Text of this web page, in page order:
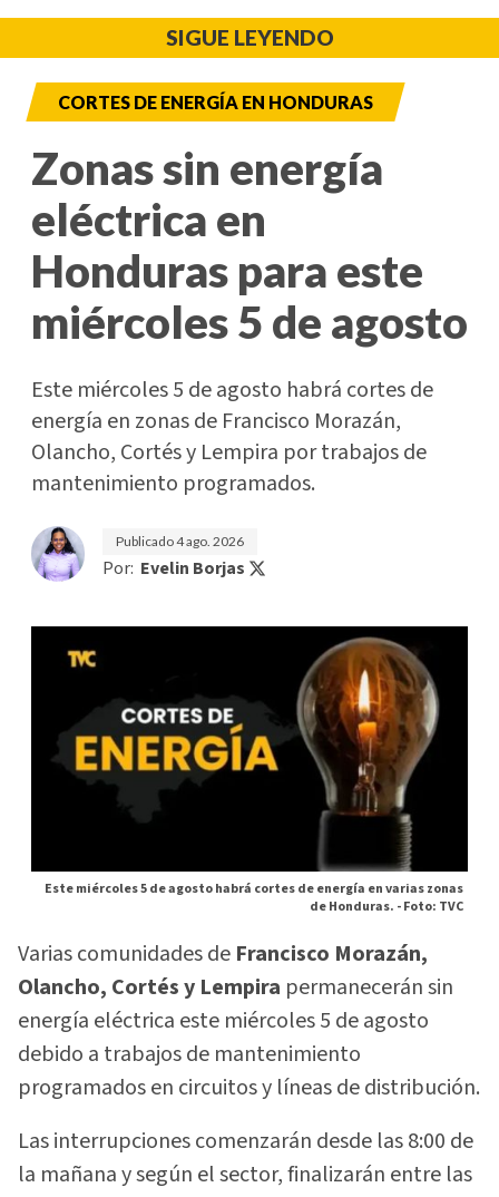
SIGUE LEYENDO
CORTES DE ENERGÍA EN HONDURAS
Zonas sin energía
eléctrica en
Honduras para este
miércoles 5 de agosto
Este miércoles 5 de agosto habrá cortes de
energía en zonas de Francisco Morazán,
Olancho, Cortés y Lempira por trabajos de
mantenimiento programados.
Publicado4 ago. 2026
Por: Evelin Borjas
Este miércoles 5 de agosto habrá cortes de energía en varias zonas
de Honduras. -Foto: TVC
Varias comunidades de Francisco Morazán,
Olancho, Cortés y Lempira permanecerán sin
energía eléctrica este miércoles 5 de agosto
debido a trabajos de mantenimiento
programados en circuitos y líneas de distribución.
Las interrupciones comenzarán desde las 8:00 de
la mañana y según el sector, finalizarán entre las